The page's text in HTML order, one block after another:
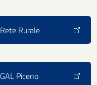
Rete Rurale
GAL Piceno